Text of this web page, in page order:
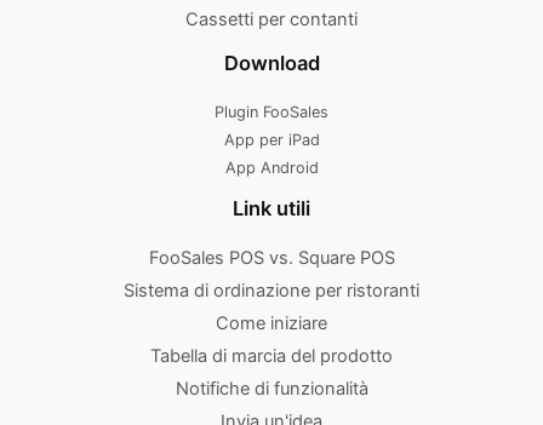
Cassetti per contanti
Download
Plugin FooSales
App per iPad
App Android
Link utili
FooSales POS vs. Square POS
Sistema di ordinazione per ristoranti
Come iniziare
Tabella di marcia del prodotto
Notifiche di funzionalità